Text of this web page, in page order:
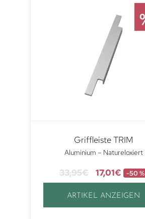
Griffleiste TRIM
Aluminium – Natureloxiert
33,95€ 17,01€ -50 %
ARTIKEL ANZEIGEN